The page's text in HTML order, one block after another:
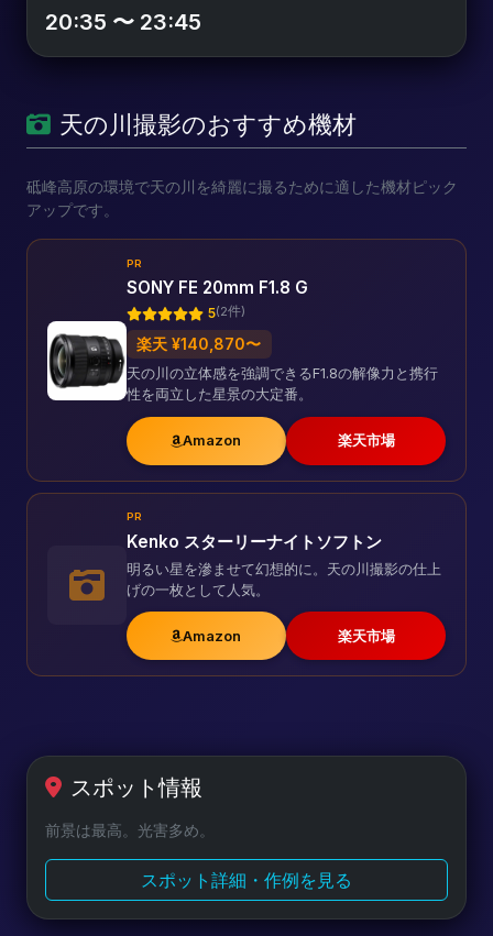
20:35 〜 23:45
天の川撮影のおすすめ機材
砥峰高原の環境で天の川を綺麗に撮るために適した機材ピック
アップです。
PR
SONY FE 20mm F1.8 G
5(2件)
楽天 ¥140,870〜
天の川の立体感を強調できるF1.8の解像力と携行
性を両立した星景の大定番。
Amazon 楽天市場
PR
Kenko スターリーナイトソフトン
明るい星を滲ませて幻想的に。天の川撮影の仕上
げの一枚として人気。
Amazon 楽天市場
スポット情報
前景は最高。光害多め。
スポット詳細・作例を見る